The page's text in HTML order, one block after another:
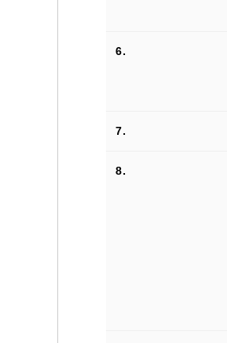
6.
7.
8.